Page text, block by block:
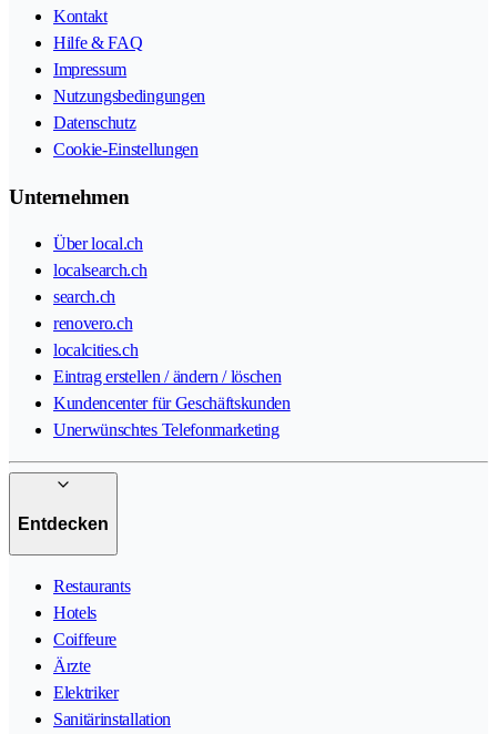
Kontakt
Hilfe & FAQ
Impressum
Nutzungsbedingungen
Datenschutz
Cookie-Einstellungen
Unternehmen
Über local.ch
localsearch.ch
search.ch
renovero.ch
localcities.ch
Eintrag erstellen / ändern / löschen
Kundencenter für Geschäftskunden
Unerwünschtes Telefonmarketing
Entdecken
Restaurants
Hotels
Coiffeure
Ärzte
Elektriker
Sanitärinstallation